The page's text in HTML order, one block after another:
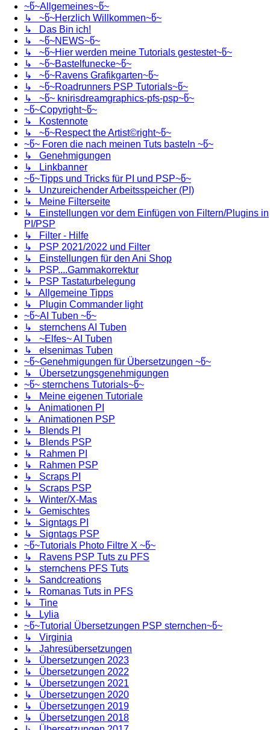
~წ~Allgemeines~წ~
↳ ~წ~Herzlich Willkommen~წ~
↳ Das Bin ich!
↳ ~წ~NEWS~წ~
↳ ~წ~Hier werden meine Tutorials gestestet~წ~
↳ ~წ~Bastelfunecke~წ~
↳ ~წ~Ravens Grafikgarten~წ~
↳ ~წ~Roadrunners PSP Tutorials~წ~
↳ ~წ~ knirisdreamgraphics-pfs-psp~წ~
~წ~Copyright~წ~
↳ Kostennote
↳ ~წ~Respect the Artist©right~წ~
~წ~ Foren die nach meinen Tuts basteln ~წ~
↳ Genehmigungen
↳ Linkbanner
~წ~Tipps und Tricks für PI und PSP~წ~
↳ Unzureichender Arbeitsspeicher (PI)
↳ Meine Filterseite
↳ Einstellungen vor dem Einfügen von Filtern/Plugins in
PI/PSP
↳ Filter - Hilfe
↳ PSP 2021/2022 und Filter
↳ Einstellungen für den Ani Shop
↳ PSP....Gammakorrektur
↳ PSP Tastaturbelegung
↳ Allgemeine Tipps
↳ Plugin Commander light
~წ~AI Tuben ~წ~
↳ sternchens AI Tuben
↳ ~Elfes~ AI Tuben
↳ elsenimas Tuben
~წ~Genehmigungen für Übersetzungen ~წ~
↳ Übersetzungsgenehmigungen
~წ~ sternchens Tutorials~წ~
↳ Meine eigenen Tutoriale
↳ Animationen PI
↳ Animationen PSP
↳ Blends PI
↳ Blends PSP
↳ Rahmen PI
↳ Rahmen PSP
↳ Scraps PI
↳ Scraps PSP
↳ Winter/X-Mas
↳ Gemischtes
↳ Signtags PI
↳ Signtags PSP
~წ~Tutorials Photo Filtre X ~წ~
↳ Ravens PSP Tuts zu PFS
↳ sternchens PFS Tuts
↳ Sandcreations
↳ Romanas Tuts in PFS
↳ Tine
↳ Lylia
~წ~Tutorial Übersetzungen PSP sternchen~წ~
↳ Virginia
↳ Jahresübersetzungen
↳ Übersetzungen 2023
↳ Übersetzungen 2022
↳ Übersetzungen 2021
↳ Übersetzungen 2020
↳ Übersetzungen 2019
↳ Übersetzungen 2018